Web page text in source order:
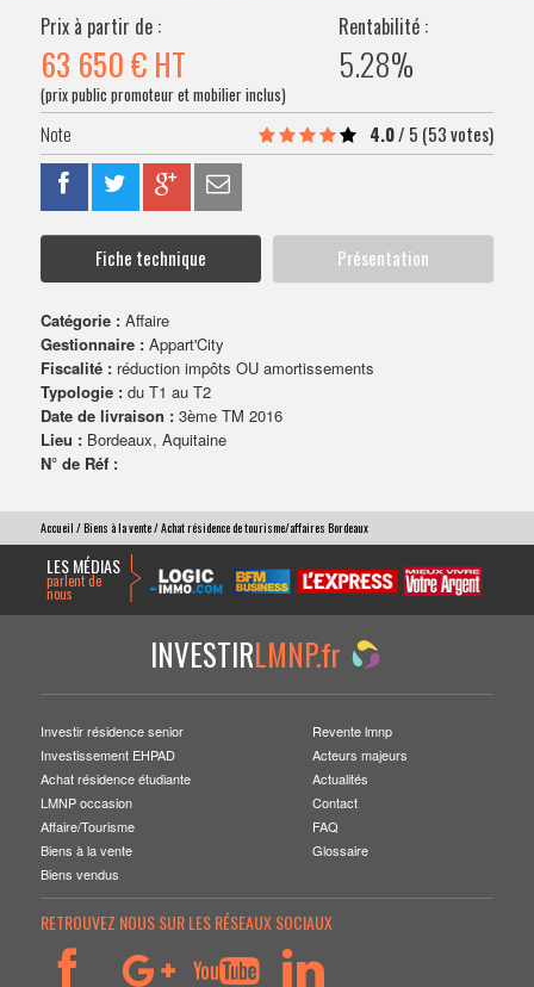
Prix à partir de :
63 650 € HT
(prix public promoteur et mobilier inclus)
Rentabilité :
5.28%
4.0/ 5 (53 votes)
Fiche technique Présentation
Catégorie :Affaire
Gestionnaire :Appart'City
Fiscalité :réduction impôts OU amortissements
Typologie :du T1 au T2
Date de livraison :3ème TM 2016
Lieu :Bordeaux, Aquitaine
N° de Réf :
Accueil /Biens à la vente/ Achat résidence de tourisme/affaires Bordeaux
LES MÉDIAS
parlent de
nous
INVESTIRLMNP.fr
Investir résidence senior
Investissement EHPAD
Achat résidence étudiante
LMNP occasion
Affaire/Tourisme
Biens à la vente
Biens vendus
Revente lmnp
Acteurs majeurs
Actualités
Contact
FAQ
Glossaire
RETROUVEZ NOUS SUR LES RÉSEAUX SOCIAUX